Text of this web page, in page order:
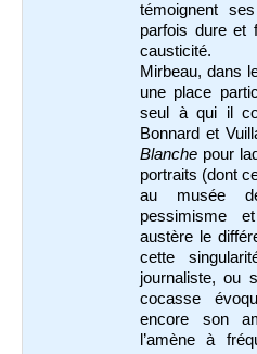
témoignent
parfois dure et
causticité.
Mirbeau, dans
une place
seul à qui il
Bonnard et
Blanche pour
portraits (dont
au musée
pessimisme
austère le
cette
journaliste, ou
cocasse
encore son
l’amène à